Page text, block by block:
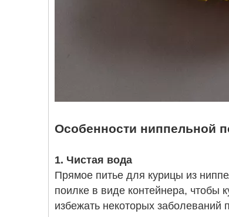
Особенности ниппельной
1. Чистая вода
Прямое питье для курицы из
поилке в виде контейнера, чтобы
избежать некоторых заболеваний